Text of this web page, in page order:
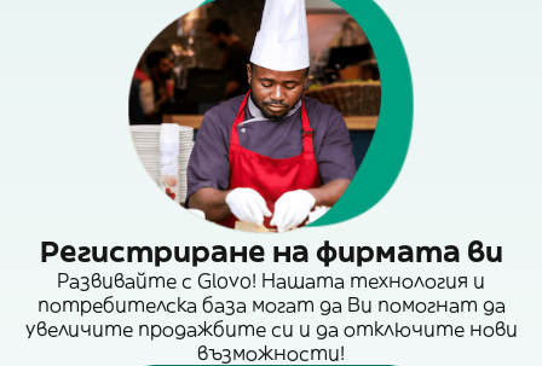
Регистриране на фирмата ви
Развивайте с Glovo! Нашата технология и
потребителска база могат да Ви помогнат да
увеличите продажбите си и да отключите нови
възможности!